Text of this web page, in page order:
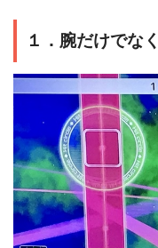
１．腕だけでな